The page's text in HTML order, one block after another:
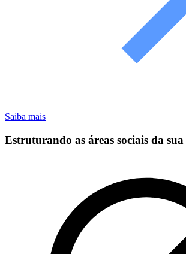
Saiba mais
Estruturando as áreas sociais da